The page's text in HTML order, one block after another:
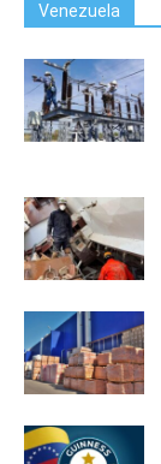
Venezuela